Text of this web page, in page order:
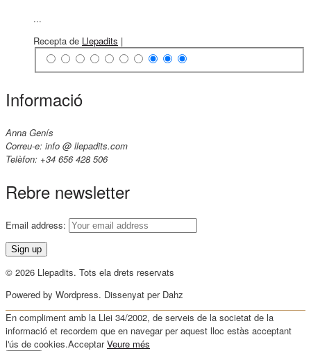
...
Recepta de Llepadits |
Informació
Anna Genís
Correu-e: info @ llepadits.com
Telèfon: +34 656 428 506
Rebre newsletter
Email address:
© 2026 Llepadits. Tots ela drets reservats
Powered by Wordpress. Dissenyat per Dahz
En compliment amb la Llei 34/2002, de serveis de la societat de la
informació et recordem que en navegar per aquest lloc estàs acceptant
l'ús de cookies.Acceptar Veure més